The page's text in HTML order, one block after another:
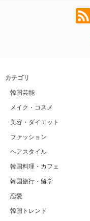
カテゴリ
韓国芸能
メイク・コスメ
美容・ダイエット
ファッション
ヘアスタイル
韓国料理・カフェ
韓国旅行・留学
恋愛
韓国トレンド